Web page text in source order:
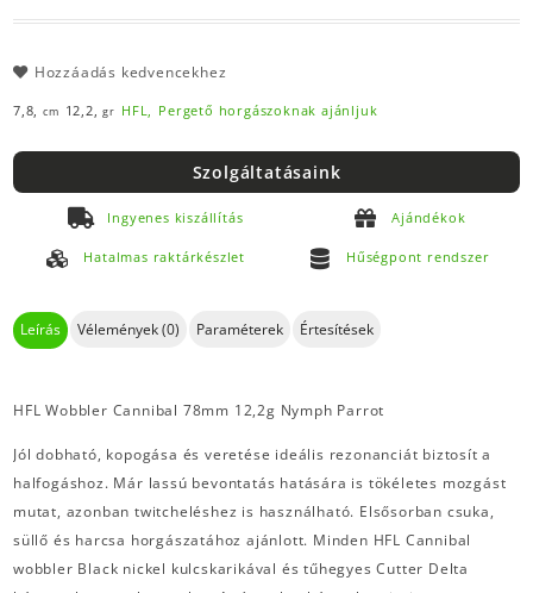
Hozzáadás kedvencekhez
7,8, cm 12,2,gr HFL, Pergető horgászoknak ajánljuk
Szolgáltatásaink
Ingyenes kiszállítás Ajándékok
Hatalmas raktárkészlet Hűségpont rendszer
Leírás Vélemények (0) Paraméterek Értesítések
HFL Wobbler Cannibal 78mm 12,2g Nymph Parrot
Jól dobható, kopogása és veretése ideális rezonanciát biztosít a
halfogáshoz. Már lassú bevontatás hatására is tökéletes mozgást
mutat, azonban twitcheléshez is használható. Elsősorban csuka,
süllő és harcsa horgászatához ajánlott. Minden HFL Cannibal
wobbler Black nickel kulcskarikával és tűhegyes Cutter Delta